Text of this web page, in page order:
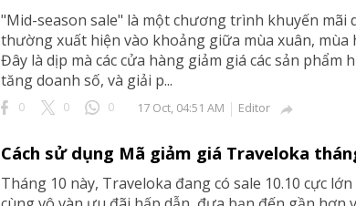
"Mid-season sale" là một chương trình khuyến mãi
thường xuất hiện vào khoảng giữa mùa xuân, mùa
Đây là dịp mà các cửa hàng giảm giá các sản phẩm
tăng doanh số, và giải p...
0 0 0 17 Oct, 04:51 AM Editor 
Cách sử dụng Mã giảm giá Traveloka
Tháng 10 này, Traveloka đang có sale 10.10 cực